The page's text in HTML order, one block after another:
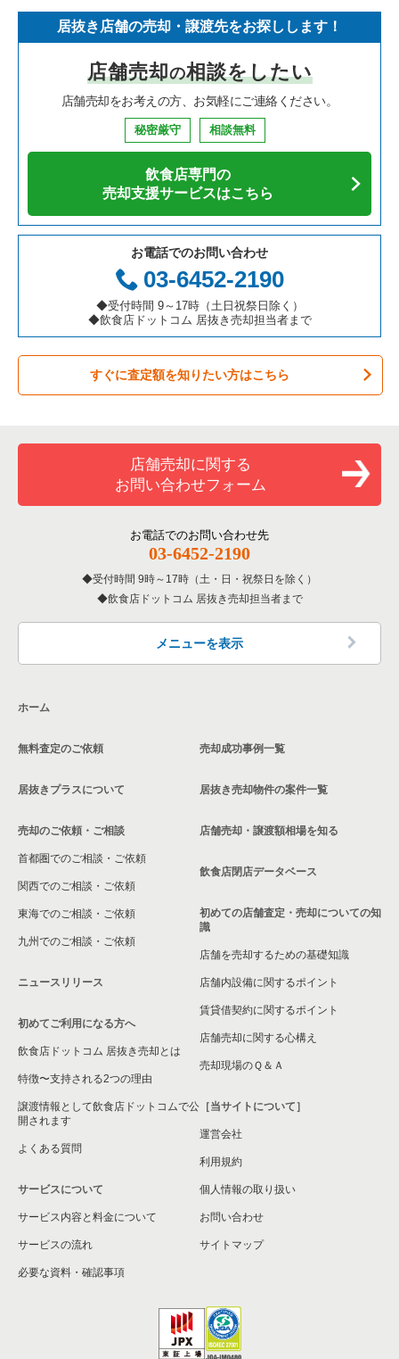
居抜き店舗の売却・譲渡先をお探しします！
店舗売却の相談をしたい
店舗売却をお考えの方、お気軽にご連絡ください。
秘密厳守 相談無料
飲食店専門の
売却支援サービスはこちら
お電話でのお問い合わせ
03-6452-2190
◆受付時間 9～17時（土日祝祭日除く）
◆飲食店ドットコム 居抜き売却担当者まで
すぐに査定額を知りたい方はこちら
店舗売却に関する
お問い合わせフォーム
お電話でのお問い合わせ先
03-6452-2190
受付時間 9時～17時（土・日・祝祭日を除く）
飲食店ドットコム 居抜き売却担当者まで
メニューを表示
ホーム
無料査定のご依頼
居抜きプラスについて
売却のご依頼・ご相談
首都圏でのご相談・ご依頼
関西でのご相談・ご依頼
東海でのご相談・ご依頼
九州でのご相談・ご依頼
ニュースリリース
初めてご利用になる方へ
飲食店ドットコム 居抜き売却とは
特徴〜支持される2つの理由
譲渡情報として飲食店ドットコムで公
開されます
よくある質問
サービスについて
サービス内容と料金について
サービスの流れ
必要な資料・確認事項
売却成功事例一覧
居抜き売却物件の案件一覧
店舗売却・譲渡額相場を知る
飲食店閉店データベース
初めての店舗査定・売却についての知
識
店舗を売却するための基礎知識
店舗内設備に関するポイント
賃貸借契約に関するポイント
店舗売却に関する心構え
売却現場のＱ＆Ａ
［当サイトについて］
運営会社
利用規約
個人情報の取り扱い
お問い合わせ
サイトマップ